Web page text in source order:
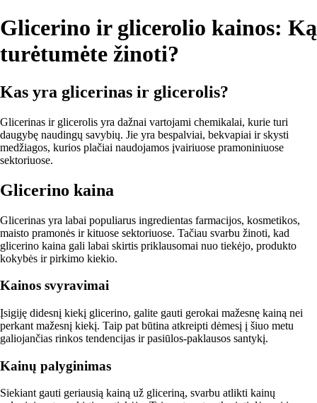
Glicerino ir glicerolio kainos: Ką
turėtumėte žinoti?
Kas yra glicerinas ir glicerolis?
Glicerinas ir glicerolis yra dažnai vartojami chemikalai, kurie turi
daugybę naudingų savybių. Jie yra bespalviai, bekvapiai ir skysti
medžiagos, kurios plačiai naudojamos įvairiuose pramoniniuose
sektoriuose.
Glicerino kaina
Glicerinas yra labai populiarus ingredientas farmacijos, kosmetikos,
maisto pramonės ir kituose sektoriuose. Tačiau svarbu žinoti, kad
glicerino kaina gali labai skirtis priklausomai nuo tiekėjo, produkto
kokybės ir pirkimo kiekio.
Kainos svyravimai
Įsigiję didesnį kiekį glicerino, galite gauti gerokai mažesnę kainą nei
perkant mažesnį kiekį. Taip pat būtina atkreipti dėmesį į šiuo metu
galiojančias rinkos tendencijas ir pasiūlos-paklausos santykį.
Kainų palyginimas
Siekiant gauti geriausią kainą už gliceriną, svarbu atlikti kainų